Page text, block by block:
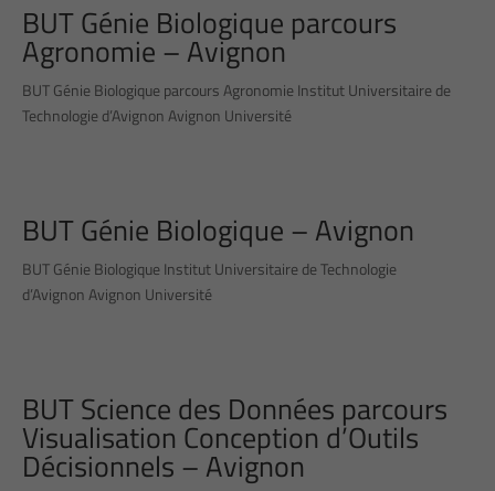
BUT Génie Biologique parcours
Agronomie – Avignon
BUT Génie Biologique parcours Agronomie Institut Universitaire de
Technologie d’Avignon Avignon Université
BUT Génie Biologique – Avignon
BUT Génie Biologique Institut Universitaire de Technologie
d’Avignon Avignon Université
BUT Science des Données parcours
Visualisation Conception d’Outils
Décisionnels – Avignon